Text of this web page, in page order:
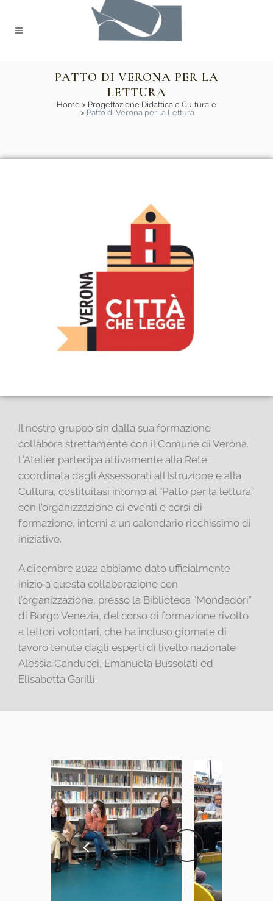
PATTO DI VERONA PER LA
LETTURA
Home > Progettazione Didattica e Culturale
> Patto di Verona per la Lettura
Il nostro gruppo sin dalla sua formazione
collabora strettamente con il Comune di Verona.
L’Atelier partecipa attivamente alla Rete
coordinata dagli Assessorati all’Istruzione e alla
Cultura, costituitasi intorno al “Patto per la lettura”
con l’organizzazione di eventi e corsi di
formazione, interni a un calendario ricchissimo di
iniziative.
A dicembre 2022 abbiamo dato ufficialmente
inizio a questa collaborazione con
l’organizzazione, presso la Biblioteca “Mondadori”
di Borgo Venezia, del corso di formazione rivolto
a lettori volontari, che ha incluso giornate di
lavoro tenute dagli esperti di livello nazionale
Alessia Canducci, Emanuela Bussolati ed
Elisabetta Garilli.